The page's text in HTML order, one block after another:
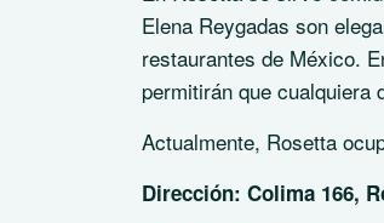
Elena Reygadas son
restaurantes de México.
permitirán que cualquiera
Actualmente, Rosetta
Dirección: Colima 166,